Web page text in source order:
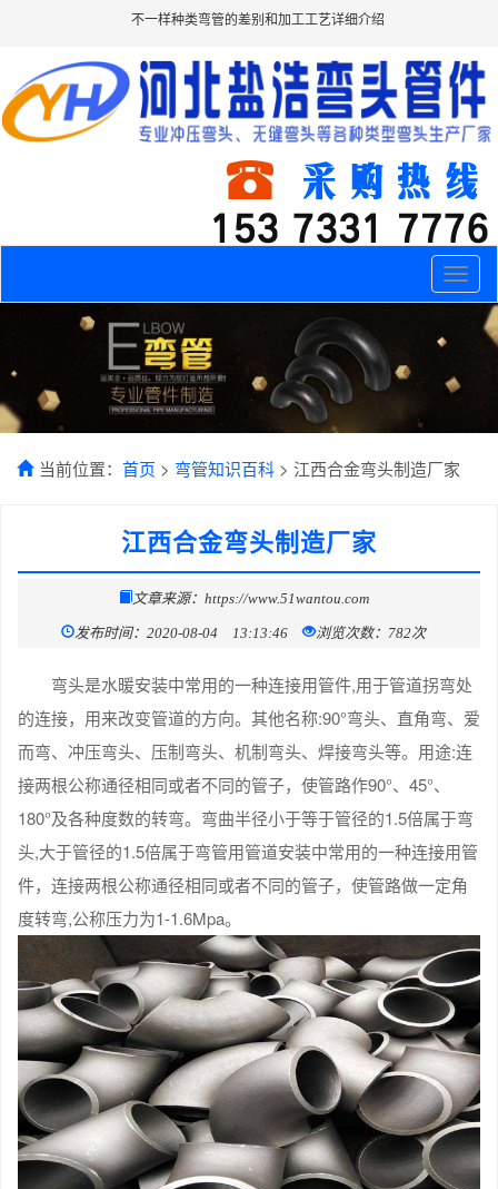
不一样种类弯管的差别和加工工艺详细介绍
Toggle
当前位置： 首页 > 弯管知识百科 > 江西合金弯头制造厂家
江西合金弯头制造厂家
文章来源：https://www.51wantou.com
发布时间：2020-08-04 13:13:46 浏览次数：782次
弯头是水暖安装中常用的一种连接用管件,用于管道拐弯处
的连接，用来改变管道的方向。其他名称:90°弯头、直角弯、爱
而弯、冲压弯头、压制弯头、机制弯头、焊接弯头等。用途:连
接两根公称通径相同或者不同的管子，使管路作90°、45°、
180°及各种度数的转弯。弯曲半径小于等于管径的1.5倍属于弯
头,大于管径的1.5倍属于弯管用管道安装中常用的一种连接用管
件，连接两根公称通径相同或者不同的管子，使管路做一定角
度转弯,公称压力为1-1.6Mpa。